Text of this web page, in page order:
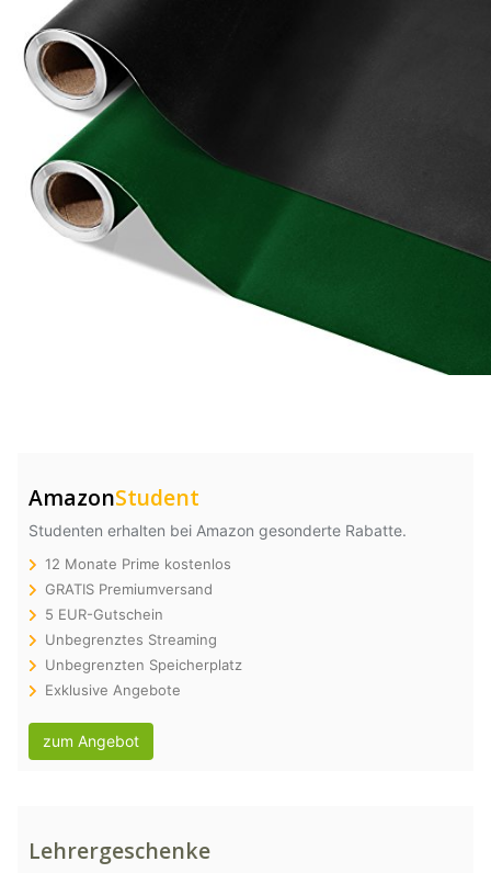
AmazonStudent
Studenten erhalten bei Amazon gesonderte Rabatte.
12 Monate Prime kostenlos
GRATIS Premiumversand
5 EUR-Gutschein
Unbegrenztes Streaming
Unbegrenzten Speicherplatz
Exklusive Angebote
zum Angebot
Lehrergeschenke